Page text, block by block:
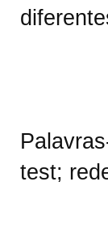
test;